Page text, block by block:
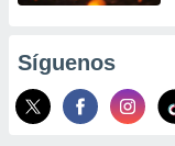
Síguenos